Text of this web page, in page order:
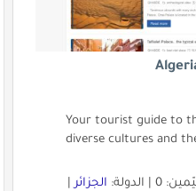
Your tourist guide to
diverse cultures and
الجزائر|